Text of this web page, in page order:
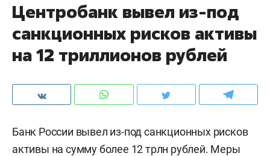
Центробанк вывел из-под
санкционных рисков активы
на 12 триллионов рублей
Банк России вывел из-под санкционных рисков
активы на сумму более 12 трлн рублей. Меры